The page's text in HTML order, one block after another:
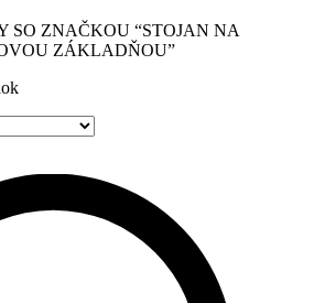
SO ZNAČKOU “STOJAN NA
ZÁKLADŇOU”